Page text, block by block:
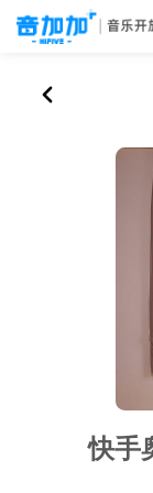
快手